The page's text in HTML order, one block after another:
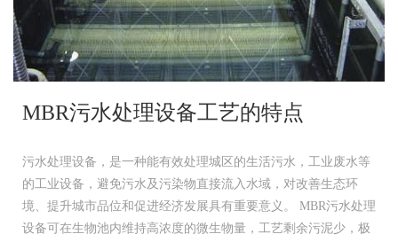
MBR污水处理设备工艺的特点
污水处理设备，是一种能有效处理城区的生活污水，工业废水等
的工业设备，避免污水及污染物直接流入水域，对改善生态环
境、提升城市品位和促进经济发展具有重要意义。 MBR污水处理
设备可在生物池内维持高浓度的微生物量，工艺剩余污泥少，极